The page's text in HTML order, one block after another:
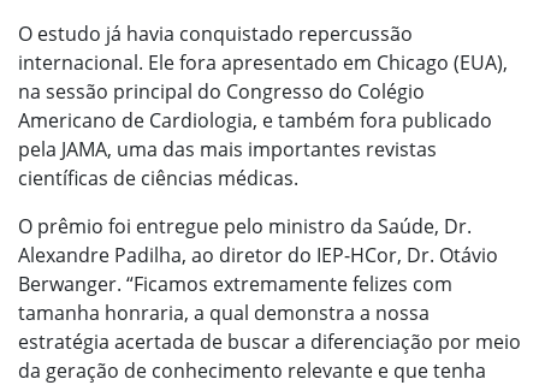
O estudo já havia conquistado repercussão
internacional. Ele fora apresentado em Chicago (EUA),
na sessão principal do Congresso do Colégio
Americano de Cardiologia, e também fora publicado
pela JAMA, uma das mais importantes revistas
científicas de ciências médicas.
O prêmio foi entregue pelo ministro da Saúde, Dr.
Alexandre Padilha, ao diretor do IEP-HCor, Dr. Otávio
Berwanger. “Ficamos extremamente felizes com
tamanha honraria, a qual demonstra a nossa
estratégia acertada de buscar a diferenciação por meio
da geração de conhecimento relevante e que tenha